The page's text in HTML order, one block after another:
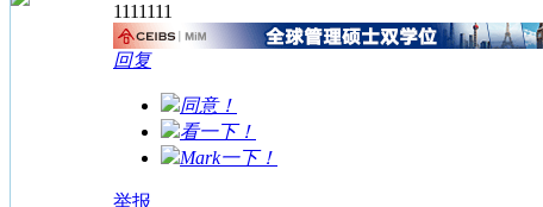
1111111
回复
同意！
看一下！
Mark一下！
举报